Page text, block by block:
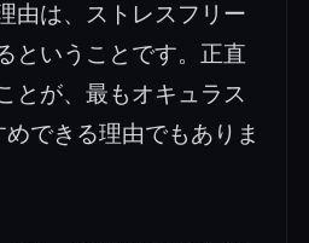
由は、ストレスフリー
ということです。正直
とが、最もオキュラス
できる理由でもありま